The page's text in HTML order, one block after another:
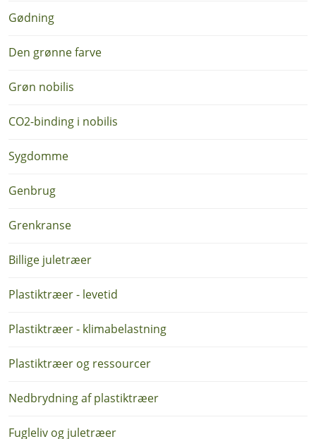
Gødning
Den grønne farve
Grøn nobilis
CO2-binding i nobilis
Sygdomme
Genbrug
Grenkranse
Billige juletræer
Plastiktræer - levetid
Plastiktræer - klimabelastning
Plastiktræer og ressourcer
Nedbrydning af plastiktræer
Fugleliv og juletræer